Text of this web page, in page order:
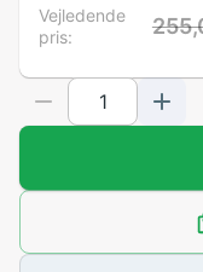
Vejledende
pris: